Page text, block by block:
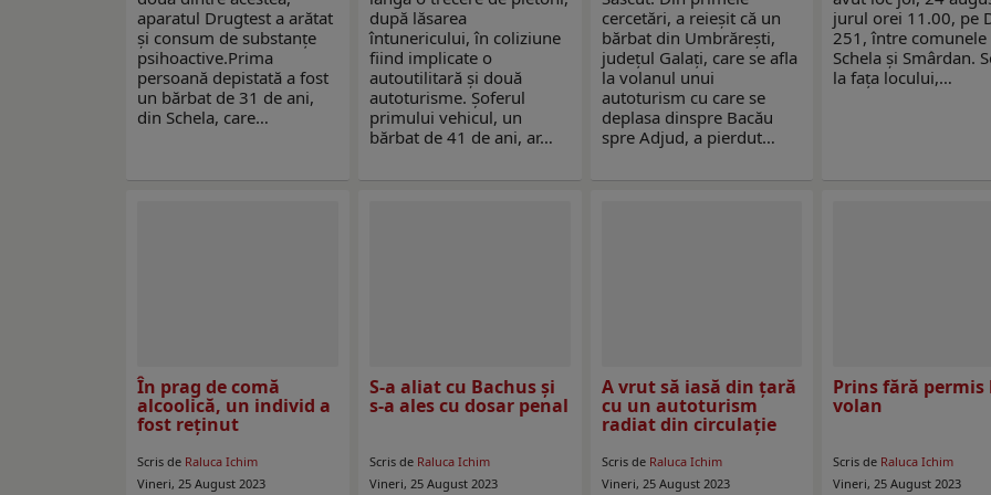
aparatul Drugtest a arătat
și consum de substanțe
psihoactive.Prima
persoană depistată a fost
un bărbat de 31 de ani,
din Schela, care…
după lăsarea
întunericului, în coliziune
fiind implicate o
autoutilitară și două
autoturisme. Șoferul
primului vehicul, un
bărbat de 41 de ani, ar…
cercetări, a reieșit că un
bărbat din Umbrărești,
județul Galați, care se afla
la volanul unui
autoturism cu care se
deplasa dinspre Bacău
spre Adjud, a pierdut…
jurul orei 11.00, pe
251, între comunele
Schela și Smârdan.
la fața locului,…
În prag de comă
alcoolică, un individ a
fost reţinut
Scris de Raluca Ichim
Vineri, 25 August 2023
S-a aliat cu Bachus și
s-a ales cu dosar penal
Scris de Raluca Ichim
Vineri, 25 August 2023
A vrut să iasă din ţară
cu un autoturism
radiat din circulație
Scris de Raluca Ichim
Vineri, 25 August 2023
Prins fără permis
volan
Scris de Raluca Ichim
Vineri, 25 August 2023